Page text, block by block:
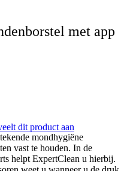
met app
dit product aan
mondhygiëne
vast te houden. In de
helpt ExpertClean u hierbij.